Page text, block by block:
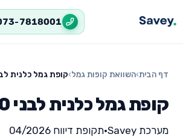
7818001
דף הבית›השוואת קופות גמל›קופת גמל כלנית לבני 50
קופת גמל כלנית לבני 50 ומטה
מערכת Savey •תקופת דיווח 04/2026